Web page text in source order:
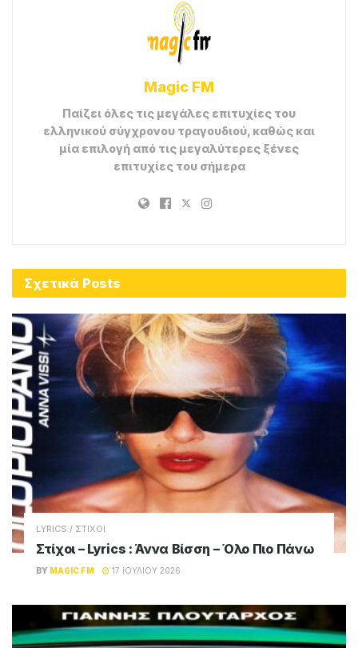
Magic FM
Παίζει όλες τις μεγάλες επιτυχίες του
ελληνικού σύγχρονου τραγουδιού, καθώς και
μία επιλογή από τις μεγαλύτερες ξένες
επιτυχίες του σήμερα
Σχετικά Posts
LYRICS / ΣΤΙΧΟΙ
Στίχοι – Lyrics : Άννα Βίσση – Όλο Πιο Πάνω
BY MAGIC FM 17 ΙΟΥΛΊΟΥ 2026